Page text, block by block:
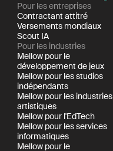
Pour les entreprises
Contractant attitré
Versements mondiaux
Scout IA
Pour les industries
Mellow pour le
développement de jeux
Mellow pour les studios
indépendants
Mellow pour les industries
artistiques
Mellow pour l'EdTech
Mellow pour les services
informatiques
Mellow pour le